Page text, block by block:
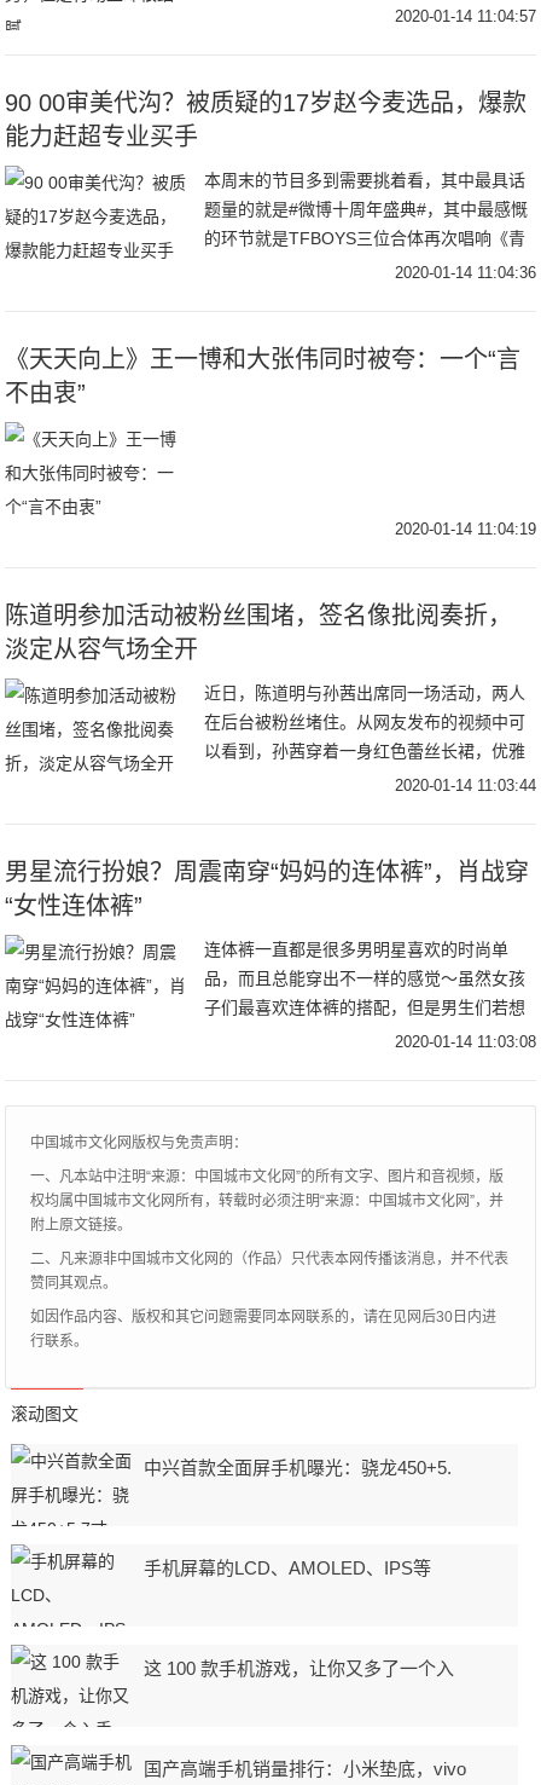
的一期《天天向上》，你却发现这个耿直的
2020-01-14 11:04:57
90 00审美代沟？被质疑的17岁赵今麦选品，爆款
能力赶超专业买手
本周末的节目多到需要挑着看，其中最具话
题量的就是#微博十周年盛典#，其中最感慨
的环节就是TFBOYS三位合体再次唱响《青
春修炼手册》的时候，他们都已经是出道6年
2020-01-14 11:04:36
《天天向上》王一博和大张伟同时被夸：一个“言
不由衷”
2020-01-14 11:04:19
陈道明参加活动被粉丝围堵，签名像批阅奏折，
淡定从容气场全开
近日，陈道明与孙茜出席同一场活动，两人
在后台被粉丝堵住。从网友发布的视频中可
以看到，孙茜穿着一身红色蕾丝长裙，优雅
又带着几分妩媚。本来美女明星更受欢迎，
2020-01-14 11:03:44
男星流行扮娘？周震南穿“妈妈的连体裤”，肖战穿
“女性连体裤”
连体裤一直都是很多男明星喜欢的时尚单
品，而且总能穿出不一样的感觉～虽然女孩
子们最喜欢连体裤的搭配，但是男生们若想
成为时尚的弄潮儿，连体裤必不可少哦～如
2020-01-14 11:03:08
中国城市文化网版权与免责声明：
一、凡本站中注明“来源：中国城市文化网”的所有文字、图片和音视频，版
权均属中国城市文化网所有，转载时必须注明“来源：中国城市文化网”，并
附上原文链接。
二、凡来源非中国城市文化网的（作品）只代表本网传播该消息，并不代表
赞同其观点。
如因作品内容、版权和其它问题需要同本网联系的，请在见网后30日内进
行联系。
滚动图文
中兴首款全面屏手机曝光：骁龙450+5.
手机屏幕的LCD、AMOLED、IPS等
这 100 款手机游戏，让你又多了一个入
国产高端手机销量排行：小米垫底，vivo